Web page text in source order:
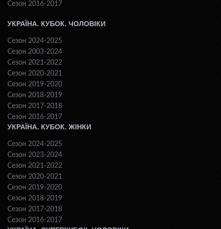
Сезон 2016-2017
УКРАЇНА. КУБОК. ЧОЛОВІКИ
Сезон 2024-2025
Сезон 2003-2024
Сезон 2021-2022
Сезон 2020-2021
Сезон 2019-2020
Сезон 2018-2019
Сезон 2017-2018
Сезон 2016-2017
УКРАЇНА. КУБОК. ЖІНКИ
Сезон 2024-2025
Сезон 2023-2024
Сезон 2021-2022
Сезон 2020-2021
Сезон 2019-2020
Сезон 2018-2019
Сезон 2017-2018
Сезон 2016-2017